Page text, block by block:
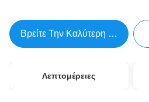
Βρείτε Την Καλύτερη Τιμή
Λεπτομέρειες